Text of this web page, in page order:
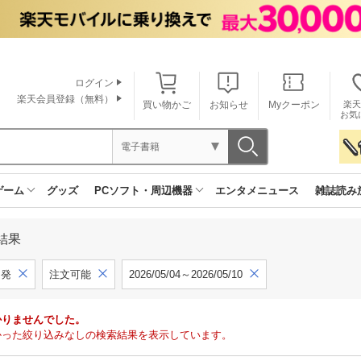
買い物かご お知らせ Myクーポン
楽
お気
ログイン
楽天会員登録（無料）
電子書籍
ーム グッズ PCソフト・周辺機器 エンタメニュース 雑誌読み
果
注文可能 2026/05/04～2026/05/10
ませんでした。
た絞り込みなしの検索結果を表示しています。